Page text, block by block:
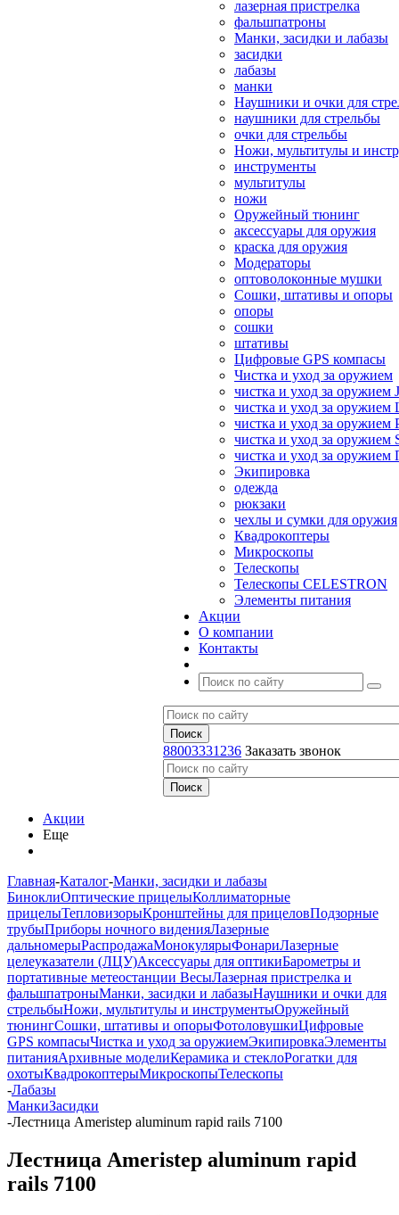
лазерная пристрелка
фальшпатроны
Манки, засидки и лабазы
засидки
лабазы
манки
Наушники и очки для
наушники для стрельбы
очки для стрельбы
Ножи, мультитулы и
инструменты
мультитулы
ножи
Оружейный тюнинг
аксессуары для оружия
краска для оружия
Модераторы
оптоволоконные мушки
Сошки, штативы и опоры
опоры
сошки
штативы
Цифровые GPS компасы
Чистка и уход за оружием
чистка и уход за оружием
чистка и уход за оружием
чистка и уход за оружием
чистка и уход за оружием
чистка и уход за
Экипировка
одежда
рюкзаки
чехлы и сумки для оружия
Квадрокоптеры
Микроскопы
Телескопы
Телескопы CELESTRON
Элементы питания
Акции
О компании
Контакты
88003331236 Заказать звонок
Акции
Еще
Главная-Каталог-Манки, засидки и лабазы
БиноклиОптические прицелыКоллиматорные
прицелыТепловизорыКронштейны для прицеловПодзорные
трубыПриборы ночного виденияЛазерные
дальномерыРаспродажаМонокулярыФонариЛазерные
целеуказатели (ЛЦУ)Аксессуары для оптикиБарометры и
портативные метеостанции ВесыЛазерная пристрелка и
фальшпатроныМанки, засидки и лабазыНаушники и очки для
стрельбыНожи, мультитулы и инструментыОружейный
тюнингСошки, штативы и опорыФотоловушкиЦифровые
GPS компасыЧистка и уход за оружиемЭкипировкаЭлементы
питанияАрхивные моделиКерамика и стеклоРогатки для
охотыКвадрокоптерыМикроскопыТелескопы
-Лабазы
МанкиЗасидки
-Лестница Ameristep aluminum rapid rails 7100
Лестница Ameristep aluminum rapid
rails 7100